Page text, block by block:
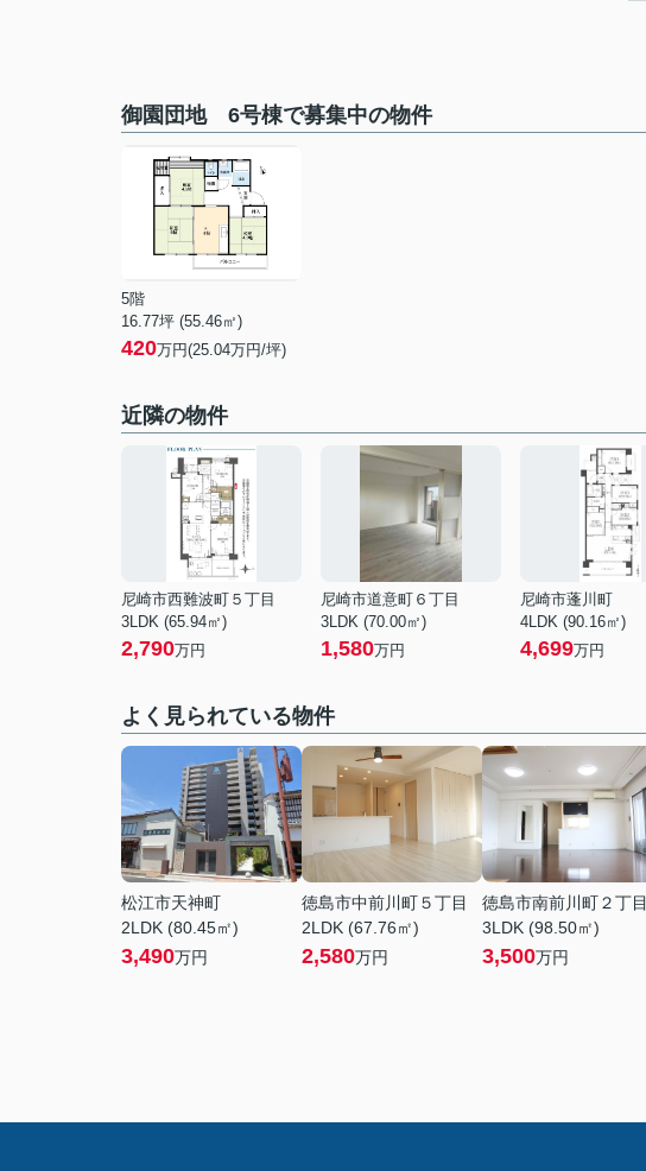
御園団地 6号棟で募集中の物件
5階
16.77坪 (55.46㎡)
420万円(25.04万円/坪)
近隣の物件
尼崎市西難波町５丁目
3LDK (65.94㎡)
2,790万円
尼崎市道意町６丁目
3LDK (70.00㎡)
1,580万円
尼崎市蓬川町
4LDK (90.16㎡)
4,699万円
よく見られている物件
松江市天神町
2LDK (80.45㎡)
3,490万円
徳島市中前川町５丁目
2LDK (67.76㎡)
2,580万円
徳島市南前川町２丁目
3LDK (98.50㎡)
3,500万円